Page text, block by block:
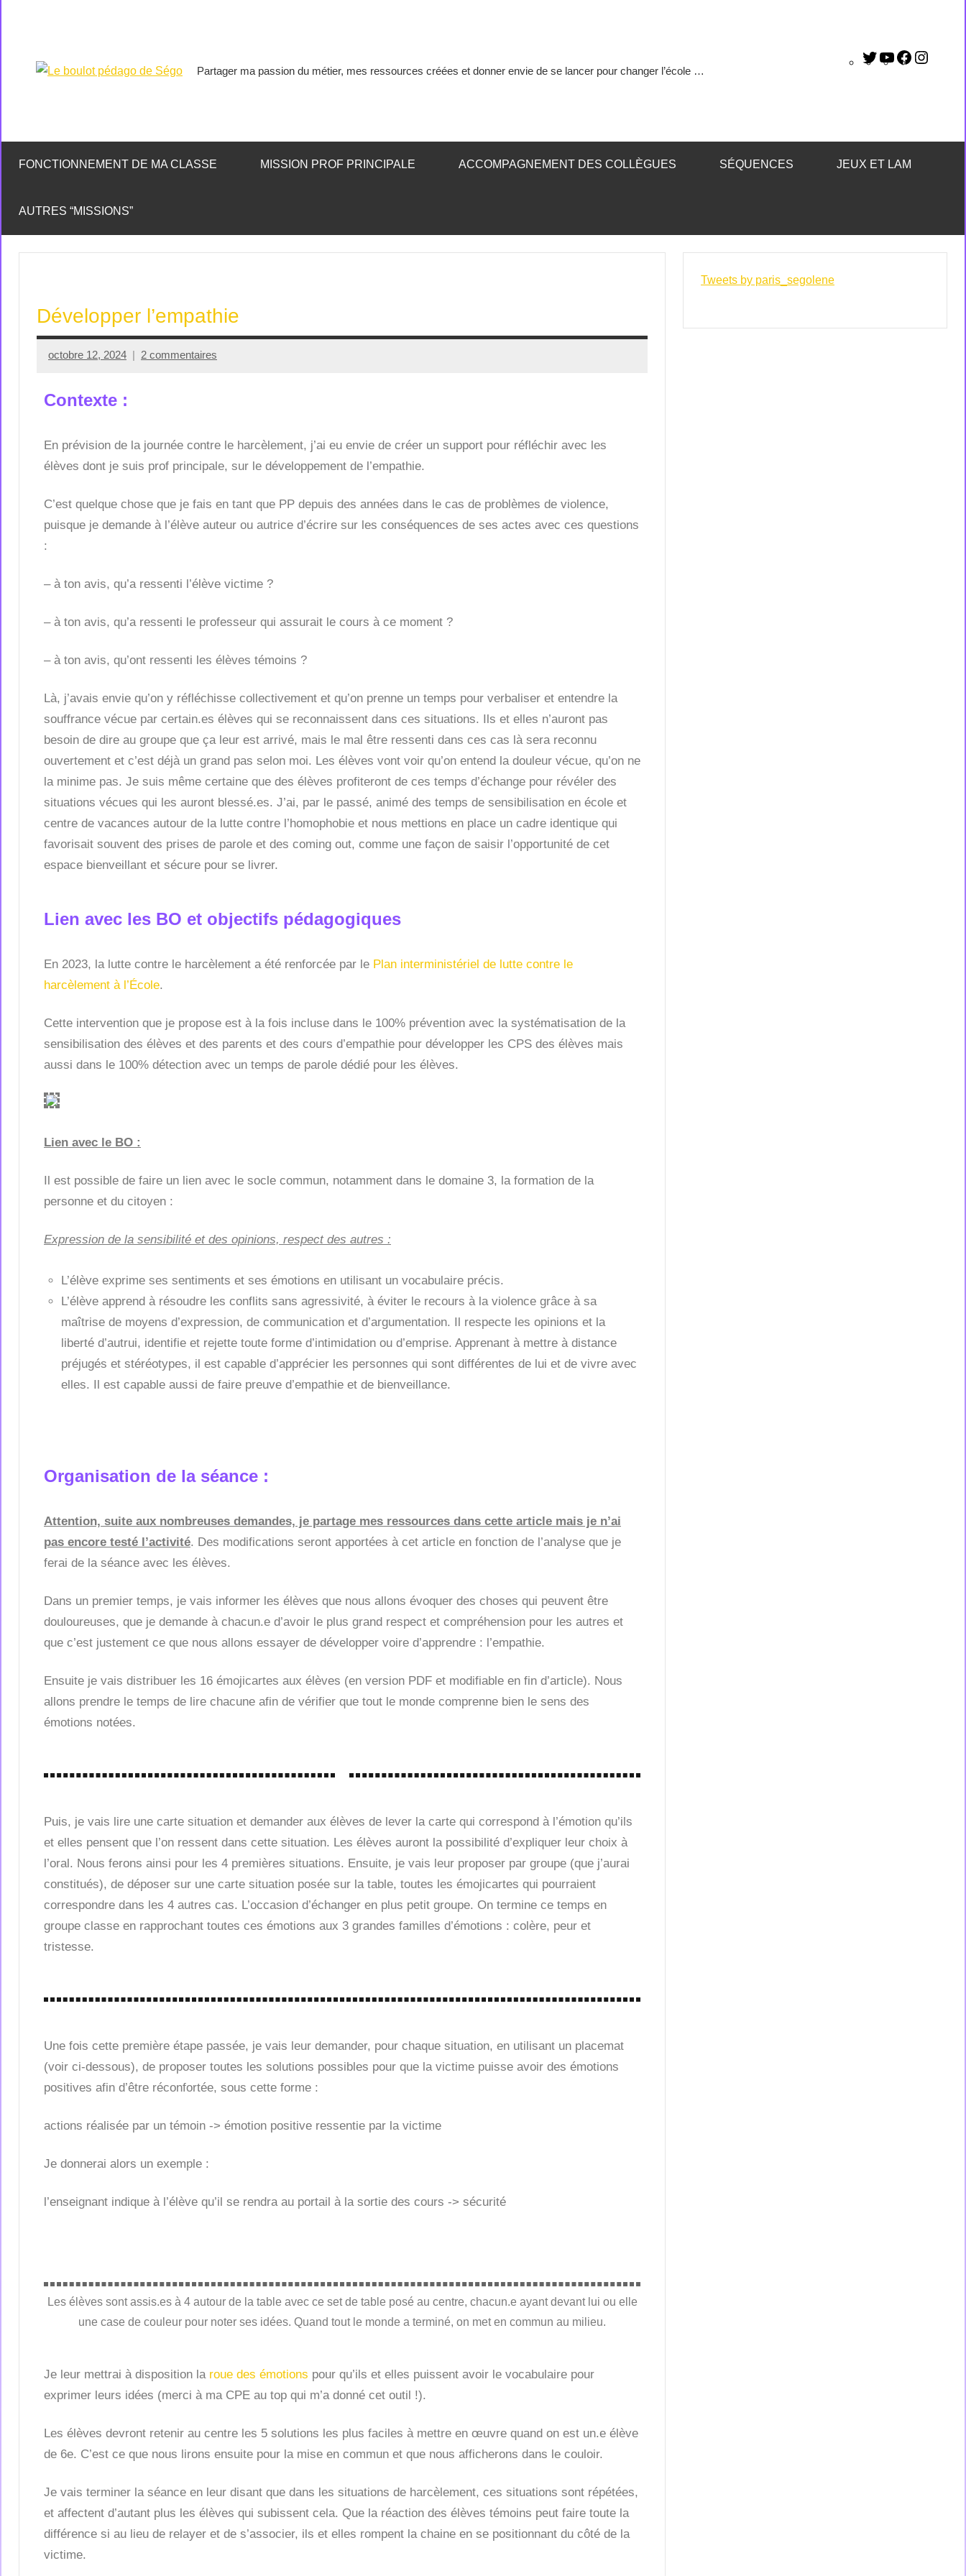
pédago
Ségo
Partager ma passion du métier, mes ressources créées et donner envie de se lancer pour changer l’école …
FONCTIONNEMENT DE MA CLASSE MISSION PROF PRINCIPALE ACCOMPAGNEMENT DES COLLÈGUES SÉQUENCES JEUX ET LAM
AUTRES “MISSIONS”
Développer l’empathie
octobre 12, 2024
Seg0_La_Vraie
2 commentaires
Contexte :
En prévision de la journée contre le harcèlement, j’ai eu envie de créer un support pour réfléchir avec les
élèves dont je suis prof principale, sur le développement de l’empathie.
C’est quelque chose que je fais en tant que PP depuis des années dans le cas de problèmes de violence,
puisque je demande à l’élève auteur ou autrice d’écrire sur les conséquences de ses actes avec ces questions
:
– à ton avis, qu’a ressenti l’élève victime ?
– à ton avis, qu’a ressenti le professeur qui assurait le cours à ce moment ?
– à ton avis, qu’ont ressenti les élèves témoins ?
Là, j’avais envie qu’on y réfléchisse collectivement et qu’on prenne un temps pour verbaliser et entendre la
souffrance vécue par certain.es élèves qui se reconnaissent dans ces situations. Ils et elles n’auront pas
besoin de dire au groupe que ça leur est arrivé, mais le mal être ressenti dans ces cas là sera reconnu
ouvertement et c’est déjà un grand pas selon moi. Les élèves vont voir qu’on entend la douleur vécue, qu’on ne
la minime pas. Je suis même certaine que des élèves profiteront de ces temps d’échange pour révéler des
situations vécues qui les auront blessé.es. J’ai, par le passé, animé des temps de sensibilisation en école et
centre de vacances autour de la lutte contre l’homophobie et nous mettions en place un cadre identique qui
favorisait souvent des prises de parole et des coming out, comme une façon de saisir l’opportunité de cet
espace bienveillant et sécure pour se livrer.
Lien avec les BO et objectifs pédagogiques
En 2023, la lutte contre le harcèlement a été renforcée par le Plan interministériel de lutte contre le
harcèlement à l’École.
Cette intervention que je propose est à la fois incluse dans le 100% prévention avec la systématisation de la
sensibilisation des élèves et des parents et des cours d’empathie pour développer les CPS des élèves mais
aussi dans le 100% détection avec un temps de parole dédié pour les élèves.
Lien avec le BO :
Il est possible de faire un lien avec le socle commun, notamment dans le domaine 3, la formation de la
personne et du citoyen :
Expression de la sensibilité et des opinions, respect des autres :
L’élève exprime ses sentiments et ses émotions en utilisant un vocabulaire précis.
L’élève apprend à résoudre les conflits sans agressivité, à éviter le recours à la violence grâce à sa
maîtrise de moyens d’expression, de communication et d’argumentation. Il respecte les opinions et la
liberté d’autrui, identifie et rejette toute forme d’intimidation ou d’emprise. Apprenant à mettre à distance
préjugés et stéréotypes, il est capable d’apprécier les personnes qui sont différentes de lui et de vivre avec
elles. Il est capable aussi de faire preuve d’empathie et de bienveillance.
Organisation de la séance :
Attention, suite aux nombreuses demandes, je partage mes ressources dans cette article mais je n’ai
pas encore testé l’activité. Des modifications seront apportées à cet article en fonction de l’analyse que je
ferai de la séance avec les élèves.
Dans un premier temps, je vais informer les élèves que nous allons évoquer des choses qui peuvent être
douloureuses, que je demande à chacun.e d’avoir le plus grand respect et compréhension pour les autres et
que c’est justement ce que nous allons essayer de développer voire d’apprendre : l’empathie.
Ensuite je vais distribuer les 16 émojicartes aux élèves (en version PDF et modifiable en fin d’article). Nous
allons prendre le temps de lire chacune afin de vérifier que tout le monde comprenne bien le sens des
émotions notées.
Puis, je vais lire une carte situation et demander aux élèves de lever la carte qui correspond à l’émotion qu’ils
et elles pensent que l’on ressent dans cette situation. Les élèves auront la possibilité d’expliquer leur choix à
l’oral. Nous ferons ainsi pour les 4 premières situations. Ensuite, je vais leur proposer par groupe (que j’aurai
constitués), de déposer sur une carte situation posée sur la table, toutes les émojicartes qui pourraient
correspondre dans les 4 autres cas. L’occasion d’échanger en plus petit groupe. On termine ce temps en
groupe classe en rapprochant toutes ces émotions aux 3 grandes familles d’émotions : colère, peur et
tristesse.
Une fois cette première étape passée, je vais leur demander, pour chaque situation, en utilisant un placemat
(voir ci-dessous), de proposer toutes les solutions possibles pour que la victime puisse avoir des émotions
positives afin d’être réconfortée, sous cette forme :
actions réalisée par un témoin -> émotion positive ressentie par la victime
Je donnerai alors un exemple :
l’enseignant indique à l’élève qu’il se rendra au portail à la sortie des cours -> sécurité
Les élèves sont assis.es à 4 autour de la table avec ce set de table posé au centre, chacun.e ayant devant lui ou elle
une case de couleur pour noter ses idées. Quand tout le monde a terminé, on met en commun au milieu.
Je leur mettrai à disposition la roue des émotions pour qu’ils et elles puissent avoir le vocabulaire pour
exprimer leurs idées (merci à ma CPE au top qui m’a donné cet outil !).
Les élèves devront retenir au centre les 5 solutions les plus faciles à mettre en œuvre quand on est un.e élève
de 6e. C’est ce que nous lirons ensuite pour la mise en commun et que nous afficherons dans le couloir.
Je vais terminer la séance en leur disant que dans les situations de harcèlement, ces situations sont répétées,
et affectent d’autant plus les élèves qui subissent cela. Que la réaction des élèves témoins peut faire toute la
différence si au lieu de relayer et de s’associer, ils et elles rompent la chaine en se positionnant du côté de la
victime.
Tweets by paris_segolene